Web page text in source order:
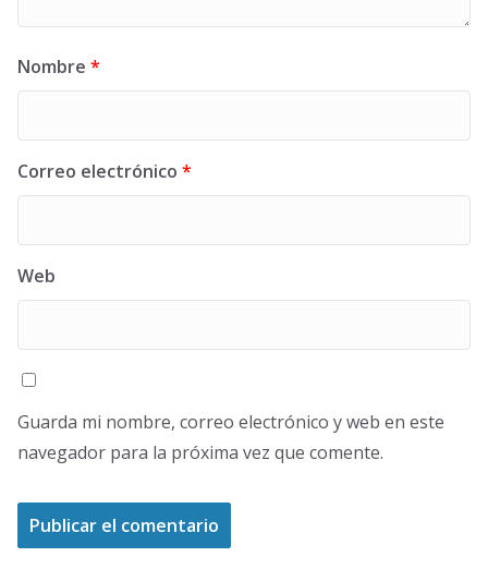
Nombre *
Correo electrónico *
Web
Guarda mi nombre, correo electrónico y web en este
navegador para la próxima vez que comente.